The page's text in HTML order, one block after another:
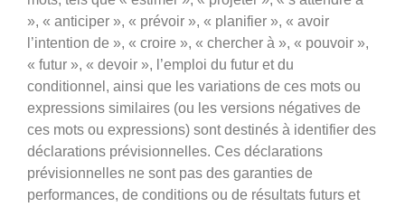
», « anticiper », « prévoir », « planifier », « avoir
l’intention de », « croire », « chercher à », « pouvoir »,
« futur », « devoir », l’emploi du futur et du
conditionnel, ainsi que les variations de ces mots ou
expressions similaires (ou les versions négatives de
ces mots ou expressions) sont destinés à identifier des
déclarations prévisionnelles. Ces déclarations
prévisionnelles ne sont pas des garanties de
performances, de conditions ou de résultats futurs et